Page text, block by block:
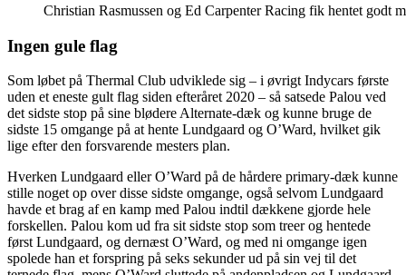
Christian Rasmussen og Ed Carpenter Racing fik hentet godt
Ingen gule flag
Som løbet på Thermal Club udviklede sig – i øvrigt Indycars første
uden et eneste gult flag siden efteråret 2020 – så satsede Palou ved
det sidste stop på sine blødere Alternate-dæk og kunne bruge de
sidste 15 omgange på at hente Lundgaard og O’Ward, hvilket gik
lige efter den forsvarende mesters plan.
Hverken Lundgaard eller O’Ward på de hårdere primary-dæk kunne
stille noget op over disse sidste omgange, også selvom Lundgaard
havde et brag af en kamp med Palou indtil dækkene gjorde hele
forskellen. Palou kom ud fra sit sidste stop som treer og hentede
først Lundgaard, og dernæst O’Ward, og med ni omgange igen
spolede han et forspring på seks sekunder ud på sin vej til det